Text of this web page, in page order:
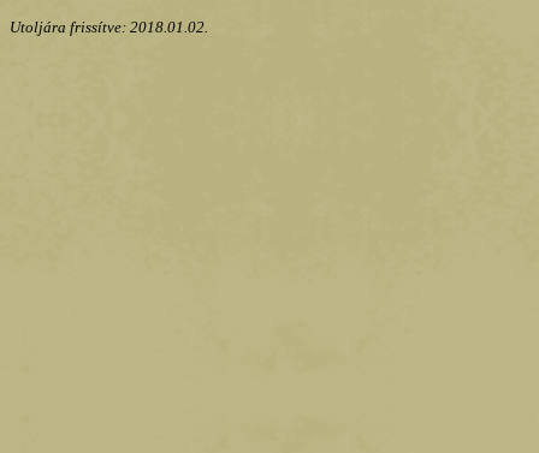
Utoljára frissítve: 2018.01.02.